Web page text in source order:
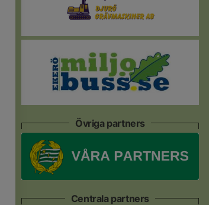
Övriga partners
Centrala partners